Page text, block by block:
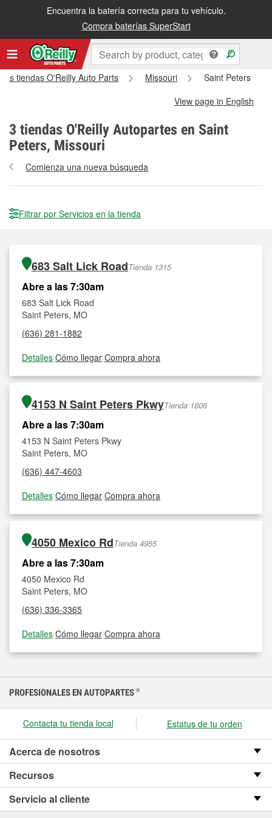
Encuentra la batería correcta para tu vehículo.
Compra baterías SuperStart
las tiendas O'Reilly Auto Parts Missouri
Saint Peters
View page in English
3 tiendas O'Reilly Autopartes en Saint
Peters, Missouri
Comienza una nueva búsqueda
Filtrar por Servicios en la tienda
683 Salt Lick RoadTienda 1315
Abre a las 7:30am
683 Salt Lick Road
Saint Peters, MO
(636) 281-1882
Detalles|Cómo llegar|Compra ahora
4153 N Saint Peters PkwyTienda 1806
Abre a las 7:30am
4153 N Saint Peters Pkwy
Saint Peters, MO
(636) 447-4603
Detalles|Cómo llegar|Compra ahora
4050 Mexico RdTienda 4955
Abre a las 7:30am
4050 Mexico Rd
Saint Peters, MO
(636) 336-3365
Detalles|Cómo llegar|Compra ahora
PROFESIONALES EN AUTOPARTES ®
Contacta tu tienda local Estatus de tu orden
Acerca de nosotros
Recursos
Servicio al cliente